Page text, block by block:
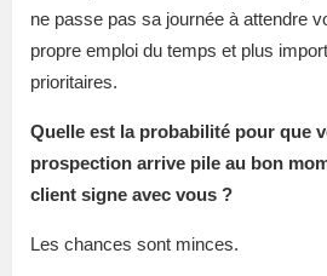
ne passe pas sa journée à attendre
propre emploi du temps et plus
prioritaires.
Quelle est la probabilité pour que
prospection arrive pile au bon
client signe avec vous ?
Les chances sont minces.